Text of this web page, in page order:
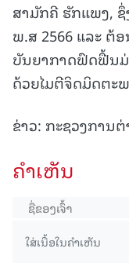
ສາມັກຄີ ຮັກແພງ,
ພ.ສ 2566 ແລະ ຕ້
ບັນຍາກາດຟົດຟື້ນ
ດ້ວຍໄມຕີຈິດມິດຕະ
ຂ່າວ: ກະຊວງການຕ່
ຄໍາເຫັນ